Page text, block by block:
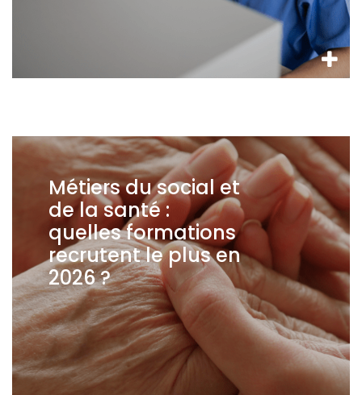
Métiers du social et
de la santé :
quelles formations
recrutent le plus en
2026 ?